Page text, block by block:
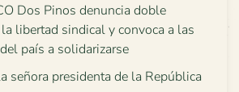
Dos Pinos denuncia doble
libertad sindical y convoca a las
país a solidarizarse
señora presidenta de la República